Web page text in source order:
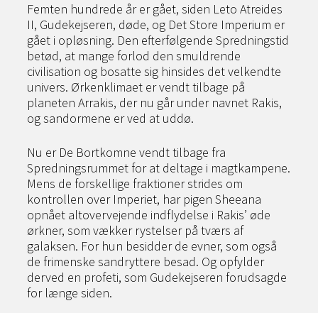
Femten hundrede år er gået, siden Leto Atreides
II, Gudekejseren, døde, og Det Store Imperium er
gået i opløsning. Den efterfølgende Spredningstid
betød, at mange forlod den smuldrende
civilisation og bosatte sig hinsides det velkendte
univers. Ørkenklimaet er vendt tilbage på
planeten Arrakis, der nu går under navnet Rakis,
og sandormene er ved at uddø.
Nu er De Bortkomne vendt tilbage fra
Spredningsrummet for at deltage i magtkampene.
Mens de forskellige fraktioner strides om
kontrollen over Imperiet, har pigen Sheeana
opnået altovervejende indflydelse i Rakis’ øde
ørkner, som vækker rystelser på tværs af
galaksen. For hun besidder de evner, som også
de frimenske sandryttere besad. Og opfylder
derved en profeti, som Gudekejseren forudsagde
for længe siden.